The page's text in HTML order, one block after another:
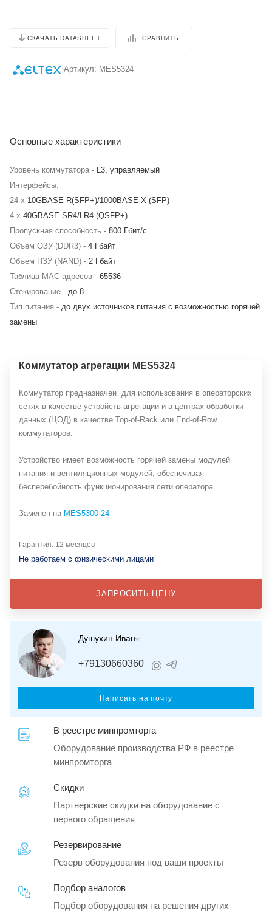
СКАЧАТЬ DATASHEET СРАВНИТЬ
Артикул: MES5324
Основные характеристики
Уровень коммутатора - L3, управляемый
Интерфейсы:
24 x 10GBASE-R(SFP+)/1000BASE-X (SFP)
4 x 40GBASE-SR4/LR4 (QSFP+)
Пропускная способность - 800 Гбит/с
Объем ОЗУ (DDR3) - 4 Гбайт
Объем ПЗУ (NAND) - 2 Гбайт
Таблица MAC-адресов - 65536
Стекирование - до 8
Тип питания - до двух источников питания с возможностью горячей
замены
Коммутатор агрегации MES5324
Коммутатор предназначен для использования в операторских
сетях в качестве устройств агрегации и в центрах обработки
данных (ЦОД) в качестве Top-of-Rack или End-of-Row
коммутаторов.
Устройство имеет возможность горячей замены модулей
питания и вентиляционных модулей, обеспечивая
бесперебойность функционирования сети оператора.
Заменен на MES5300-24
Гарантия: 12 месяцев
Не работаем с физическими лицами
ЗАПРОСИТЬ ЦЕНУ
Душухин Иван
+79130660360
Написать на почту
В реестре минпромторга
Оборудование производства РФ в реестре
минпромторга
Скидки
Партнерские скидки на оборудование с
первого обращения
Резервирование
Резерв оборудования под ваши проекты
Подбор аналогов
Подбор оборудования на решения других